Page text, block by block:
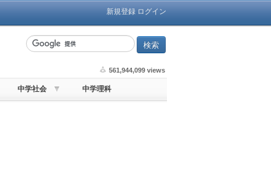
新規登録 ログイン
561,944,099 views
中学社会 中学理科